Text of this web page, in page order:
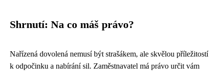
Shrnutí: Na co máš právo?
Nařízená dovolená nemusí být strašákem, ale skvělou příležitostí
k odpočinku a nabírání sil. Zaměstnavatel má právo určit vám